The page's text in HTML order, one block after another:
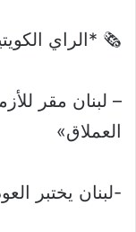
🗞 *الراي
– لبنان مقر
العملاق»
-لبنان يختبر